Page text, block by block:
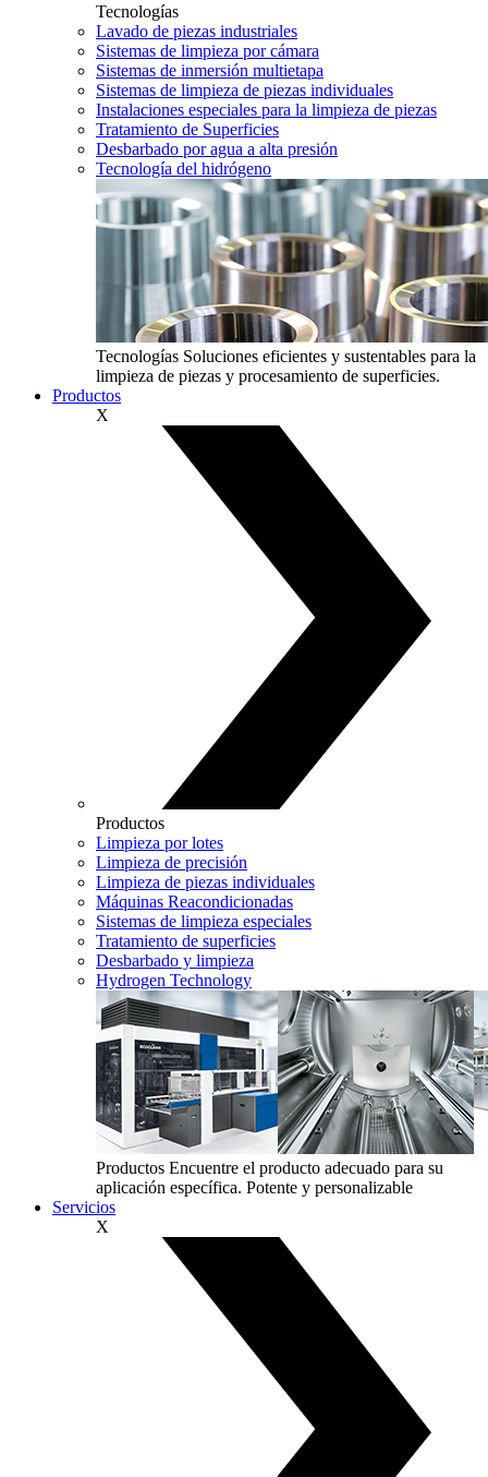
Tecnologías
Lavado de piezas industriales
Sistemas de limpieza por cámara
Sistemas de inmersión multietapa
Sistemas de limpieza de piezas individuales
Instalaciones especiales para la limpieza de piezas
Tratamiento de Superficies
Desbarbado por agua a alta presión
Tecnología del hidrógeno
Tecnologías Soluciones eficientes y sustentables para la
limpieza de piezas y procesamiento de superficies.
Productos
X
Productos
Limpieza por lotes
Limpieza de precisión
Limpieza de piezas individuales
Máquinas Reacondicionadas
Sistemas de limpieza especiales
Tratamiento de superficies
Desbarbado y limpieza
Hydrogen Technology
Productos Encuentre el producto adecuado para su
aplicación específica. Potente y personalizable
Servicios
X